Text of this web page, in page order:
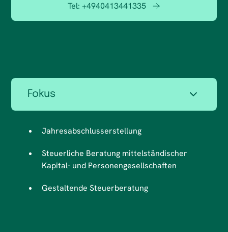
Tel: +4940413441335
Fokus
Jahresabschlusserstellung
Steuerliche Beratung mittelständischer
Kapital- und Personengesellschaften
Gestaltende Steuerberatung